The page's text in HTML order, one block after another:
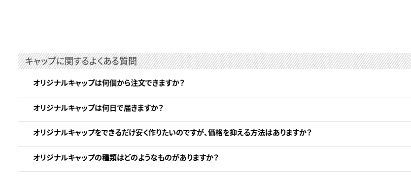
キャップに関するよくある質問
オリジナルキャップは何個から注文できますか？
オリジナルキャップは何日で届きますか？
オリジナルキャップをできるだけ安く作りたいのですが、価格を抑える方法はありますか？
オリジナルキャップの種類はどのようなものがありますか？